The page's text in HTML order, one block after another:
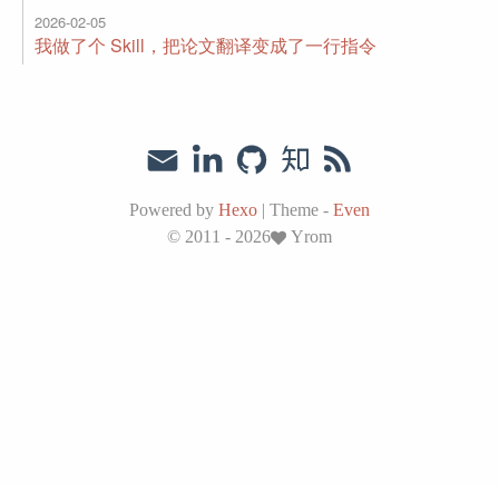
2026-02-05
我做了个 Skill，把论文翻译变成了一行指令
Powered by Hexo | Theme - Even
© 2011 - 2026
Yrom